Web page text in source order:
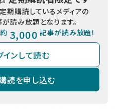
期購読しているメディアの
読み放題となります。
3,000 記事が読み放題！
インして読む
読を申し込む